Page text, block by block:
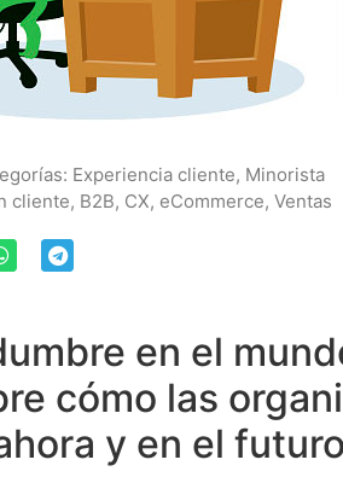
Experiencia cliente, Minorista
cliente, B2B, CX, eCommerce, Ventas
en el
cómo las
y en el